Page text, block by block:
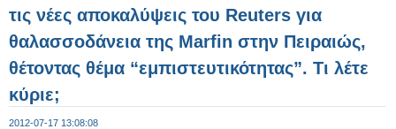
τις νέες αποκαλύψεις του Reuters για
θαλασσοδάνεια της Marfin στην Πειραιώς,
θέτοντας θέμα “εμπιστευτικότητας”. Τι λέτε
κύριε;
2012-07-17 13:08:08